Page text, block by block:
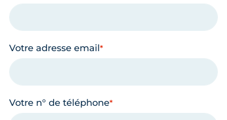
Votre adresse email
Votre n° de téléphone